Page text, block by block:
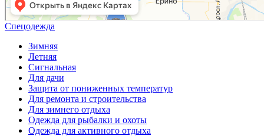
Спецодежда
Зимняя
Летняя
Сигнальная
Для дачи
Защита от пониженных температур
Для ремонта и строительства
Для зимнего отдыха
Одежда для рыбалки и охоты
Одежда для активного отдыха